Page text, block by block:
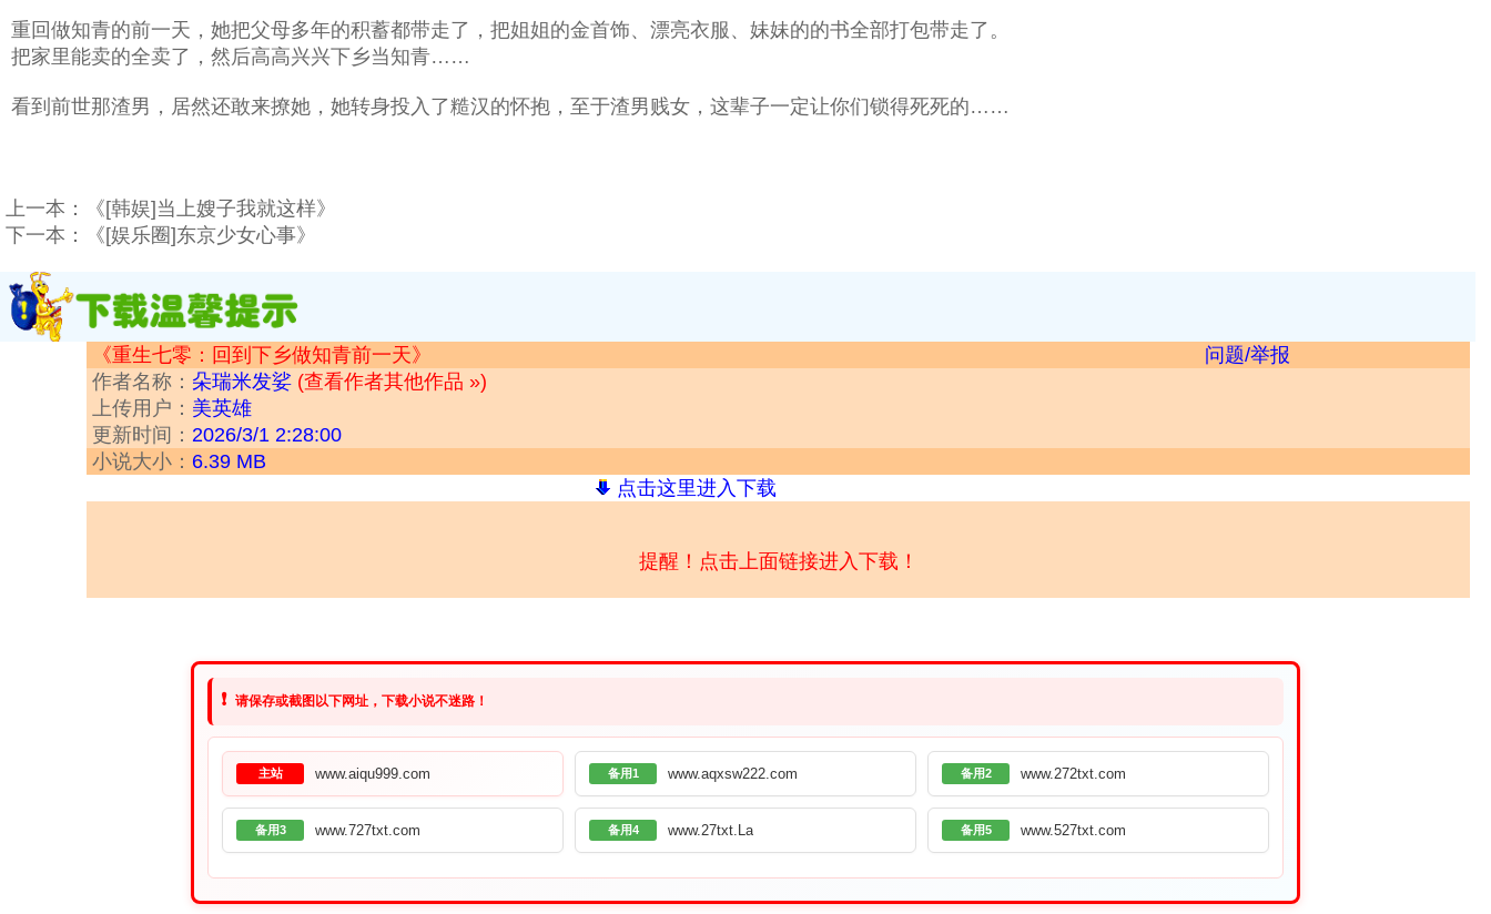
重回做知青的前一天，她把父母多年的积蓄都带走了，把姐姐的金首饰、漂亮衣服、妹妹的的书全部打包带走了。
把家里能卖的全卖了，然后高高兴兴下乡当知青……
看到前世那渣男，居然还敢来撩她，她转身投入了糙汉的怀抱，至于渣男贱女，这辈子一定让你们锁得死死的……
上一本：
《[韩娱]当上嫂子我就这样》
下一本：
《[娱乐圈]东京少女心事》
《重生七零：回到下乡做知青前一天》
问题/举报
作者名称： 朵瑞米发娑 (查看作者其他作品 »)
上传用户： 美英雄
更新时间： 2026/3/1 2:28:00
小说大小： 6.39 MB
点击这里进入下载
提醒！点击上面链接进入下载！
❗ 请保存或截图以下网址，下载小说不迷路！
主站 www.aiqu999.com 备用1 www.aqxsw222.com 备用2 www.272txt.com
备用3 www.727txt.com 备用4 www.27txt.La 备用5 www.527txt.com